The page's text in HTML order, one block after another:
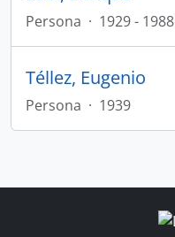
Persona · 1929 - 1988
Téllez, Eugenio
Persona · 1939